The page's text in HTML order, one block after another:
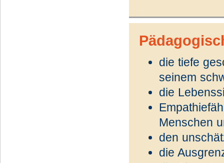
die tiefe
seinem
die
Menschen
den
die